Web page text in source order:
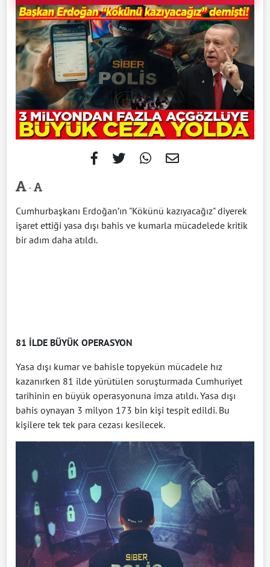
-
Cumhurbaşkanı Erdoğan’ın "Kökünü kazıyacağız" diyerek
işaret ettiği yasa dışı bahis ve kumarla mücadelede kritik
bir adım daha atıldı.
81 İLDE BÜYÜK OPERASYON
Yasa dışı kumar ve bahisle topyekün mücadele hız
kazanırken 81 ilde yürütülen soruşturmada Cumhuriyet
tarihinin en büyük operasyonuna imza atıldı. Yasa dışı
bahis oynayan 3 milyon 173 bin kişi tespit edildi. Bu
kişilere tek tek para cezası kesilecek.